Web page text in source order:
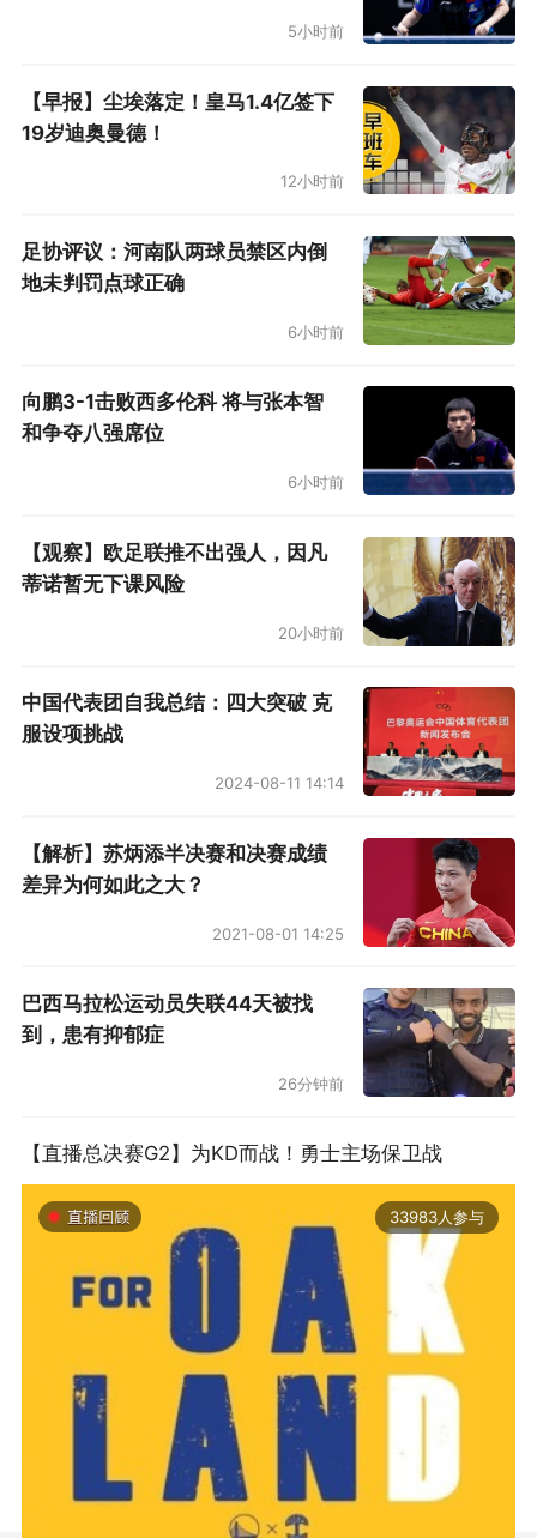
5小时前
【早报】尘埃落定！皇马1.4亿签下
19岁迪奥曼德！
12小时前
足协评议：河南队两球员禁区内倒
地未判罚点球正确
6小时前
向鹏3-1击败西多伦科 将与张本智
和争夺八强席位
6小时前
【观察】欧足联推不出强人，因凡
蒂诺暂无下课风险
20小时前
中国代表团自我总结：四大突破 克
服设项挑战
2024-08-11 14:14
【解析】苏炳添半决赛和决赛成绩
差异为何如此之大？
2021-08-01 14:25
巴西马拉松运动员失联44天被找
到，患有抑郁症
26分钟前
【直播总决赛G2】为KD而战！勇士主场保卫战
33983人参与
2019-06-14 01:03